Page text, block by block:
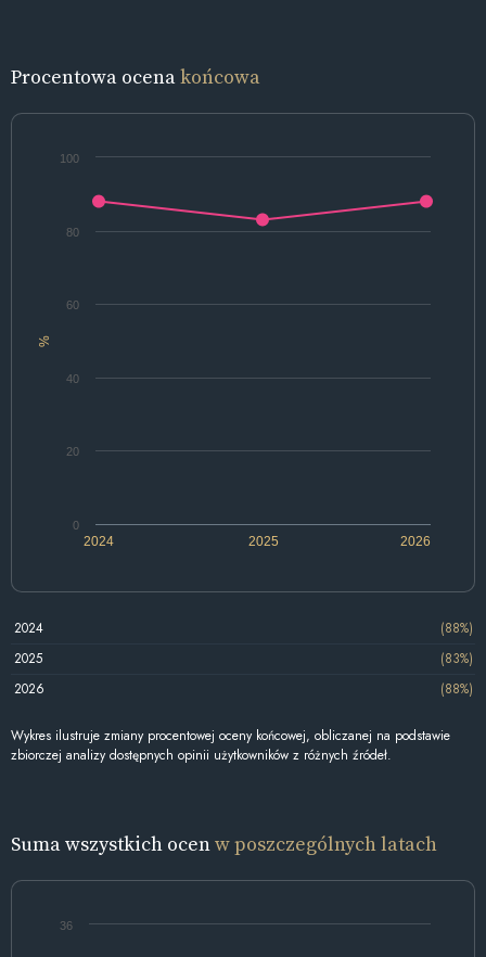
Procentowa ocenakońcowa
%
2024 2025 2026
0
20
40
60
80
100
2024
(88%)
2025
(83%)
2026
(88%)
Wykres ilustruje zmiany procentowej oceny końcowej, obliczanej na podstawie
zbiorczej analizy dostępnych opinii użytkowników z różnych źródeł.
Suma wszystkich ocenw poszczególnych latach
36